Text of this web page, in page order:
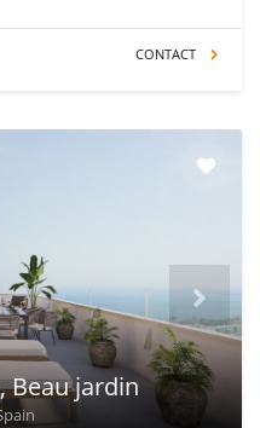
CONTACT
Beau jardin